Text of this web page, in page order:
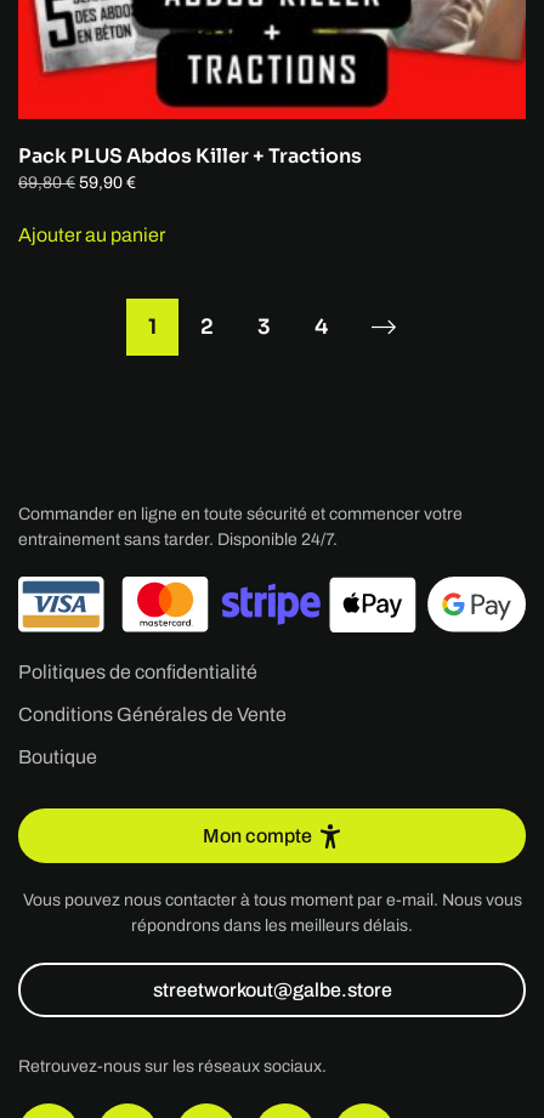
Pack PLUS Abdos Killer + Tractions
69,80€ Le
initial
59,90 €Le
actuel
Ajouter au panier
1 2 3 4
Commander en ligne en toute sécurité et commencer votre
entrainement sans tarder. Disponible 24/7.
Politiques de confidentialité
Conditions Générales de Vente
Boutique
Mon compte
Vous pouvez nous contacter à tous moment par e-mail. Nous vous
répondrons dans les meilleurs délais.
streetworkout@galbe.store
Retrouvez-nous sur les réseaux sociaux.